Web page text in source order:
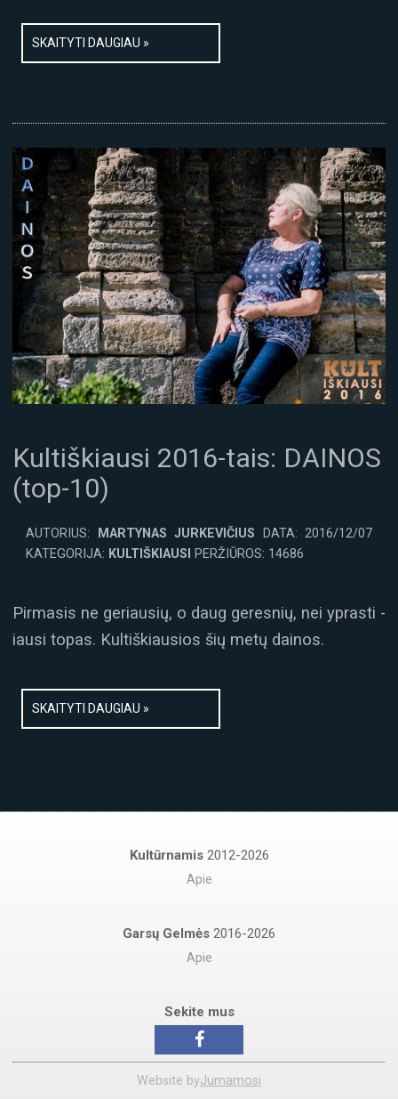
SKAITYTI DAUGIAU »
Kultiškiausi 2016-tais: DAINOS
(top-10)
AUTORIUS: MARTYNAS JURKEVIČIUS DATA: 2016/12/07
KATEGORIJA: KULTIŠKIAUSI PERŽIŪROS: 14686
Pirmasis ne geriausių, o daug geresnių, nei yprasti -
iausi topas. Kultiškiausios šių metų dainos.
SKAITYTI DAUGIAU »
Kultūrnamis 2012-2026
Apie
Garsų Gelmės 2016-2026
Apie
Sekite mus
Website byJumamosi